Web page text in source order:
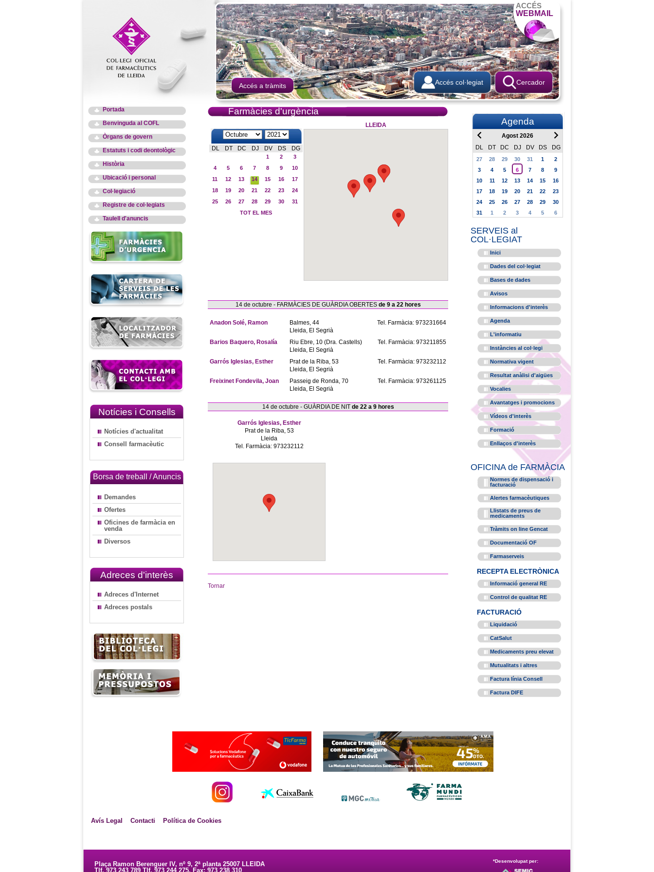
ACCÉS
WEBMAIL
Accés a tràmits Cercador
Accés col·legiat
Portada
Benvinguda al COFL
Òrgans de govern
Estatuts i codi deontològic
Història
Ubicació i personal
Col·legiació
Registre de col·legiats
Taulell d'anuncis
Notícies i Consells
Notícies d'actualitat
Consell farmacèutic
Borsa de treball / Anuncis
Demandes
Ofertes
Oficines de farmàcia en
venda
Diversos
Adreces d'interès
Adreces d'Internet
Adreces postals
Farmàcies d'urgència
DL DT DC DJ DV DS DG
1 2
3
4
5 6 7 8 9
10
11
12 13 14 15 16
17
18
19 20 21 22 23
24
25
26 27 28 29 30
31
TOT EL MES
LLEIDA
14 de octubre - FARMÀCIES DE GUÀRDIA OBERTES de 9 a 22 hores
Anadon Solé, Ramon
Balmes, 44
Lleida, El Segrià
Tel. Farmàcia: 973231664
Barios Baquero, Rosalía
Riu Ebre, 10 (Dra. Castells)
Lleida, El Segrià
Tel. Farmàcia: 973211855
Garrós Iglesias, Esther
Prat de la Riba, 53
Lleida, El Segrià
Tel. Farmàcia: 973232112
Freixinet Fondevila, Joan
Passeig de Ronda, 70
Lleida, El Segrià
Tel. Farmàcia: 973261125
14 de octubre - GUÀRDIA DE NIT de 22 a 9 hores
Garrós Iglesias, Esther
Prat de la Riba, 53
Lleida
Tel. Farmàcia: 973232112
Tornar
Agenda
Agost 2026
DL
DT DC DJ DV DS DG
27 28 29 30 31 1
2
3
4 5 6 7 8
9
10
11 12 13 14 15
16
17
18 19 20 21 22
23
24
25 26 27 28 29
30
31
1 2 3 4 5 6
SERVEIS al
COL·LEGIAT
Inici
Dades del col·legiat
Bases de dades
Avisos
Informacions d'interès
Agenda
L'informatiu
Instàncies al col·legi
Normativa vigent
Resultat anàlisi d'aigües
Vocalies
Avantatges i promocions
Vídeos d'interès
Formació
Enllaços d'interès
OFICINA de FARMÀCIA
Normes de dispensació i
facturació
Alertes farmacèutiques
Llistats de preus de
medicaments
Tràmits on line Gencat
Documentació OF
Farmaserveis
RECEPTA ELECTRÒNICA
Informació general RE
Control de qualitat RE
FACTURACIÓ
Liquidació
CatSalut
Medicaments preu elevat
Mutualitats i altres
Factura línia Consell
Factura DIFE
Avís Legal Contacti Política de Cookies
Plaça Ramon Berenguer IV, nº 9, 2ª planta 25007 LLEIDA
Tlf. 973 243 789 Tlf. 973 244 275. Fax: 973 238 310
*Desenvolupat per: